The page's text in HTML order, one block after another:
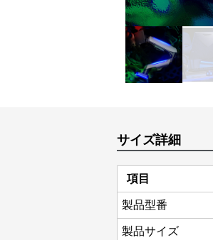
サイズ詳細
項目
製品型番
製品サイズ